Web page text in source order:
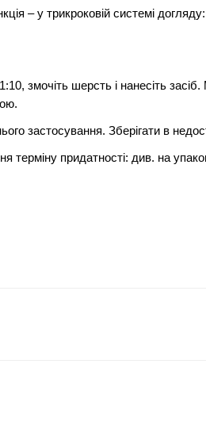
– у трикроковій системі
змочіть шерсть і нанесіть
застосування. Зберігати в
терміну придатності: див. на